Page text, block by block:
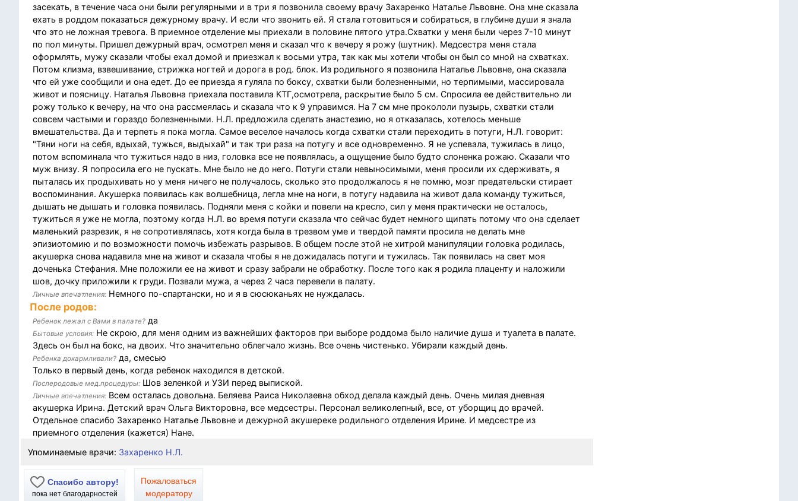
засекать, в течение часа они были регулярными и в три я позвонила своему врачу Захаренко Наталье Львовне. Она мне сказала
ехать в роддом показаться дежурному врачу. И если что звонить ей. Я стала готовиться и собираться, в глубине души я знала
что это не ложная тревога. В приемное отделение мы приехали в половине пятого утра.Схватки у меня были через 7-10 минут
по пол минуты. Пришел дежурный врач, осмотрел меня и сказал что к вечеру я рожу (шутник). Медсестра меня стала
оформлять, мужу сказали чтобы ехал домой и приезжал к восьми утра, так как мы хотели чтобы он был со мной на схватках.
Потом клизма, взвешивание, стрижка ногтей и дорога в род. блок. Из родильного я позвонила Наталье Львовне, она сказала
что ей уже сообщили и она едет. До ее приезда я гуляла по боксу, схватки были болезненными, но терпимыми, массировала
живот и поясницу. Наталья Львовна приехала поставила КТГ,осмотрела, раскрытие было 5 см. Спросила ее действительно ли
рожу только к вечеру, на что она рассмеялась и сказала что к 9 управимся. На 7 см мне прокололи пузырь, схватки стали
совсем частыми и гораздо болезненными. Н.Л. предложила сделать анастезию, но я отказалась, хотелось меньше
вмешательства. Да и терпеть я пока могла. Самое веселое началось когда схватки стали переходить в потуги, Н.Л. говорит:
"Тяни ноги на себя, вдыхай, тужься, выдыхай" и так три раза на потугу и все одновременно. Я не успевала, тужилась в лицо,
потом вспоминала что тужиться надо в низ, головка все не появлялась, а ощущение было будто слоненка рожаю. Сказали что
муж внизу. Я попросила его не пускать. Мне было не до него. Потуги стали невыносимыми, меня просили их сдерживать, я
пыталась их продыхивать но у меня ничего не получалось, сколько это продолжалось я не помню, мозг предательски стирает
воспоминания. Акушерка появилась как волшебница, легла мне на ноги, в потугу надавила на живот дала команду тужиться,
дышать не дышать и головка появилась. Подняли меня с койки и повели на кресло, сил у меня практически не осталось,
тужиться я уже не могла, поэтому когда Н.Л. во время потуги сказала что сейчас будет немного щипать потому что она сделает
маленький разрезик, я не сопротивлялась, хотя когда была в трезвом уме и твердой памяти просила не делать мне
эпизиотомию и по возможности помочь избежать разрывов. В общем после этой не хитрой манипуляции головка родилась,
акушерка снова надавила мне на живот и сказала чтобы я не дожидалась потуги и тужилась. Так появилась на свет моя
доченька Стефания. Мне положили ее на живот и сразу забрали не обработку. После того как я родила плаценту и наложили
шов, дочку приложили к груди. Позвали мужа, а через 2 часа перевели в палату.
Личные впечатления: Немного по-спартански, но и я в сюсюканьях не нуждалась.
После родов:
Ребенок лежал с Вами в палате? да
Бытовые условия: Не скрою, для меня одним из важнейших факторов при выборе роддома было наличие душа и туалета в палате.
Здесь он был на бокс, на двоих. Что значительно облегчало жизнь. Все очень чистенько. Убирали каждый день.
Ребенка докармливали? да, смесью
Только в первый день, когда ребенок находился в детской.
Послеродовые мед.процедуры: Шов зеленкой и УЗИ перед выпиской.
Личные впечатления: Всем осталась довольна. Беляева Раиса Николаевна обход делала каждый день. Очень милая дневная
акушерка Ирина. Детский врач Ольга Викторовна, все медсестры. Персонал великолепный, все, от уборщиц до врачей.
Отдельное спасибо Захаренко Наталье Львовне и дежурной акушереке родильного отделения Ирине. И медсестре из
приемного отделения (кажется) Нане.
Упоминаемые врачи: Захаренко Н.Л.
Спасибо автору!
пока нет благодарностей
Пожаловаться
модератору